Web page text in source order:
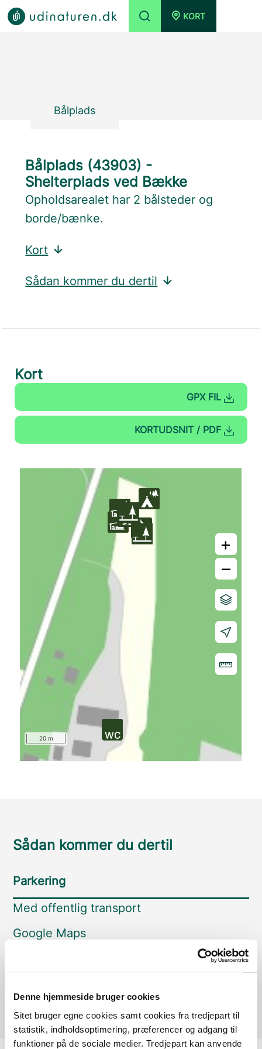
Denne hjemmeside bruger cookies
Sitet bruger egne cookies samt cookies fra tredjepart til
statistik, indholdsoptimering, præferencer og adgang til
funktioner på de sociale medier. Tredjepart kan anvende
KORT
Bålplads
Bålplads (43903) -
Shelterplads ved Bække
Opholdsarealet har 2 bålsteder og
borde/bænke.
Kort
Sådan kommer du dertil
Kort
GPX FIL
KORTUDSNIT / PDF
+
–
20 m
Sådan kommer du dertil
Parkering
Med offentlig transport
Google Maps
Der er ingen parkeringspladser i umiddelbar nærhed
af faciliteten.